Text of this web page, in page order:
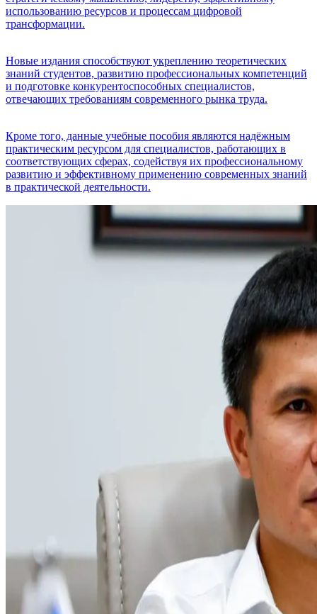
использованию ресурсов и процессам цифровой
трансформации.
Новые издания способствуют укреплению теоретических
знаний студентов, развитию профессиональных компетенций
и подготовке конкурентоспособных специалистов,
отвечающих требованиям современного рынка труда.
Кроме того, данные учебные пособия являются надёжным
практическим ресурсом для специалистов, работающих в
соответствующих сферах, содействуя их профессиональному
развитию и эффективному применению современных знаний
в практической деятельности.